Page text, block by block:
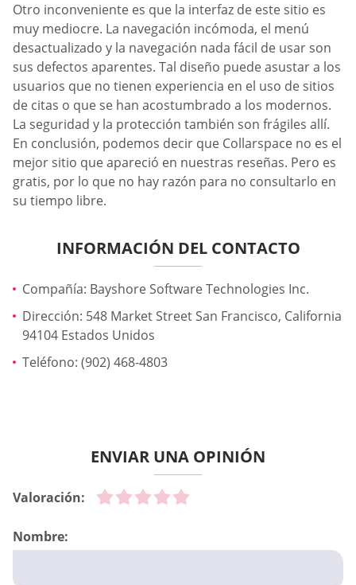
Otro inconveniente es que la interfaz de este sitio es
muy mediocre. La navegación incómoda, el menú
desactualizado y la navegación nada fácil de usar son
sus defectos aparentes. Tal diseño puede asustar a los
usuarios que no tienen experiencia en el uso de sitios
de citas o que se han acostumbrado a los modernos.
La seguridad y la protección también son frágiles allí.
En conclusión, podemos decir que Collarspace no es el
mejor sitio que apareció en nuestras reseñas. Pero es
gratis, por lo que no hay razón para no consultarlo en
su tiempo libre.
INFORMACIÓN DEL CONTACTO
Compañía: Bayshore Software Technologies Inc.
Dirección: 548 Market Street San Francisco, California
94104 Estados Unidos
Teléfono: (902) 468-4803
ENVIAR UNA OPINIÓN
Valoración:
Nombre: